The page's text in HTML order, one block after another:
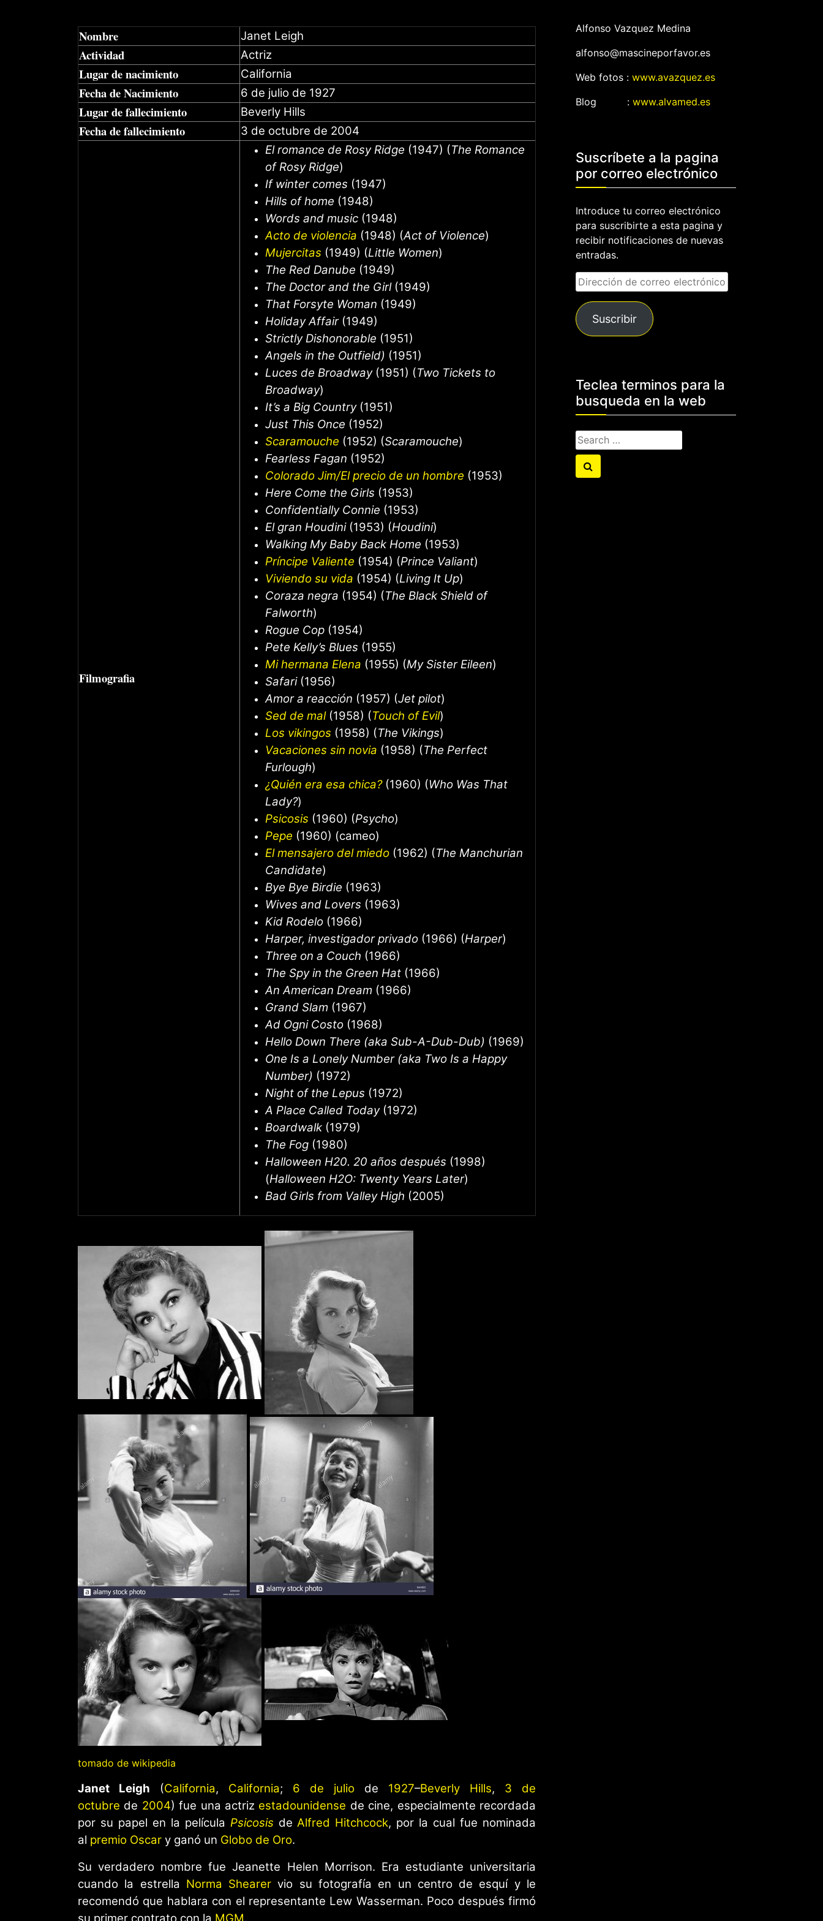
Nombre Janet Leigh
Actividad Actriz
Lugar de nacimiento California
Fecha de Nacimiento 6 de julio de 1927
Lugar de fallecimiento Beverly Hills
Fecha de fallecimiento 3 de octubre de 2004
Filmografia
El romance de Rosy Ridge (1947) (The Romance
of Rosy Ridge)
If winter comes (1947)
Hills of home (1948)
Words and music (1948)
Acto de violencia (1948) (Act of Violence)
Mujercitas (1949) (Little Women)
The Red Danube (1949)
The Doctor and the Girl(1949)
That Forsyte Woman (1949)
Holiday Affair(1949)
Strictly Dishonorable (1951)
Angels in the Outfield) (1951)
Luces de Broadway(1951) (Two Tickets to
Broadway)
It’s a Big Country(1951)
Just This Once (1952)
Scaramouche (1952) (Scaramouche)
Fearless Fagan (1952)
Colorado Jim/El precio de un hombre (1953)
Here Come the Girls (1953)
Confidentially Connie (1953)
El gran Houdini(1953) (Houdini)
Walking My Baby Back Home (1953)
Príncipe Valiente (1954) (Prince Valiant)
Viviendo su vida (1954) (Living It Up)
Coraza negra (1954) (The Black Shield of
Falworth)
Rogue Cop (1954)
Pete Kelly’s Blues (1955)
Mi hermana Elena (1955) (My Sister Eileen)
Safari(1956)
Amor a reacción (1957) (Jet pilot)
Sed de mal(1958) (Touch of Evil)
Los vikingos (1958) (The Vikings)
Vacaciones sin novia (1958) (The Perfect
Furlough)
¿Quién era esa chica?(1960) (Who Was That
Lady?)
Psicosis (1960) (Psycho)
Pepe (1960) (cameo)
El mensajero del miedo (1962) (The Manchurian
Candidate)
Bye Bye Birdie (1963)
Wives and Lovers (1963)
Kid Rodelo (1966)
Harper, investigador privado (1966) (Harper)
Three on a Couch (1966)
The Spy in the Green Hat (1966)
An American Dream (1966)
Grand Slam (1967)
Ad Ogni Costo (1968)
Hello Down There (aka Sub-A-Dub-Dub) (1969)
One Is a Lonely Number (aka Two Is a Happy
Number) (1972)
Night of the Lepus (1972)
A Place Called Today(1972)
Boardwalk (1979)
The Fog (1980)
Halloween H20. 20 años después (1998)
(Halloween H2O: Twenty Years Later)
Bad Girls from Valley High (2005)
tomado de wikipedia
Janet Leigh (California, California; 6 de julio de 1927–Beverly Hills, 3 de
octubre de 2004) fue una actriz estadounidense de cine, especialmente recordada
por su papel en la película Psicosis de Alfred Hitchcock, por la cual fue nominada
al premio Oscar y ganó un Globo de Oro.
Su verdadero nombre fue Jeanette Helen Morrison. Era estudiante universitaria
cuando la estrella Norma Shearer vio su fotografía en un centro de esquí y le
recomendó que hablara con el representante Lew Wasserman. Poco después firmó
su primer contrato con la MGM.
Alfonso Vazquez Medina
alfonso@mascineporfavor.es
Web fotos : www.avazquez.es
Blog : www.alvamed.es
Suscríbete a la pagina
por correo electrónico
Introduce tu correo electrónico
para suscribirte a esta pagina y
recibir notificaciones de nuevas
entradas.
Dirección
de
correo
electrónico
Suscribir
Teclea terminos para la
busqueda en la web
Search
for:
Search